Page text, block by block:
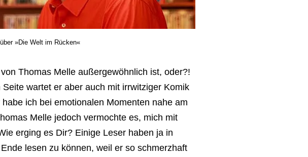
»Die Welt im Rücken«
Thomas Melle außergewöhnlich ist, oder?!
wartet er aber auch mit irrwitziger Komik
ich bei emotionalen Momenten nahe am
Melle jedoch vermochte es, mich mit
erging es Dir? Einige Leser haben ja in
lesen zu können, weil er so schmerzhaft